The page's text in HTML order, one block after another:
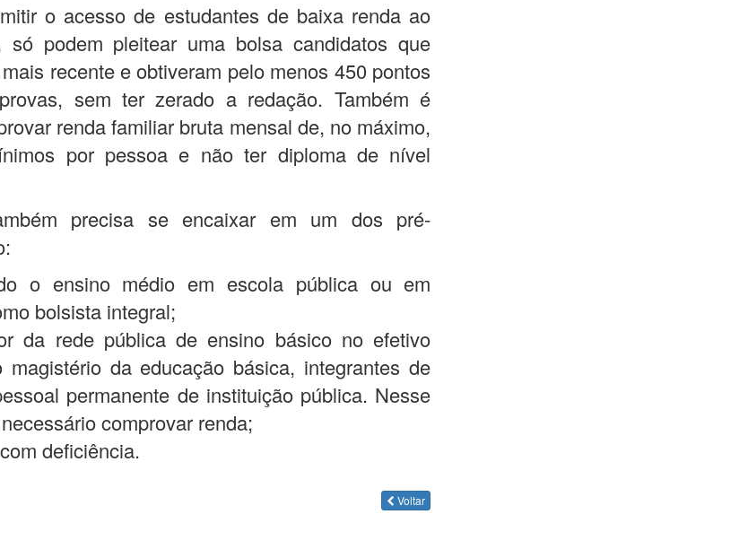
o acesso de estudantes de baixa renda ao
só podem pleitear uma bolsa candidatos que
recente e obtiveram pelo menos 450 pontos
sem ter zerado a redação. Também é
renda familiar bruta mensal de, no máximo,
por pessoa e não ter diploma de nível
precisa se encaixar em um dos pré-
o ensino médio em escola pública ou em
bolsista integral;
da rede pública de ensino básico no efetivo
magistério da educação básica, integrantes de
permanente de instituição pública. Nesse
comprovar renda;
deficiência.
Voltar